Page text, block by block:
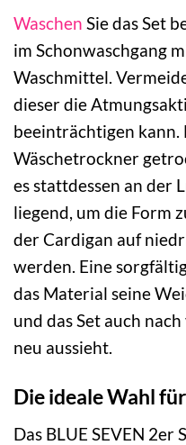
Waschen Sie das Set
im Schonwaschgang
Waschmittel.
dieser die
beeinträchtigen kann.
Wäschetrockner
es stattdessen an der
liegend, um die Form
der Cardigan auf
werden. Eine
das Material seine
und das Set auch
neu aussieht.
Die ideale Wahl
Das BLUE SEVEN 2er